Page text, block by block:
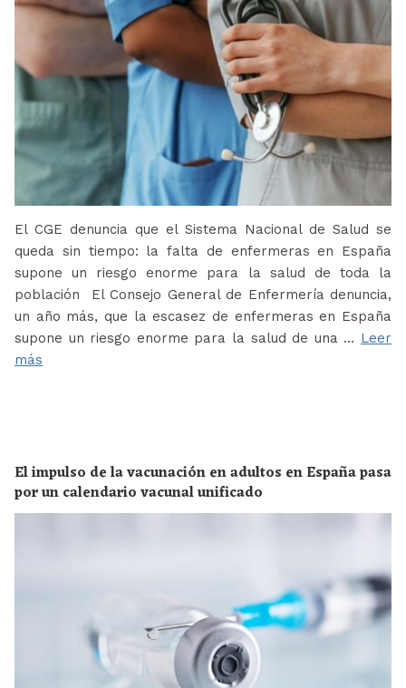
El CGE denuncia que el Sistema Nacional de Salud se
queda sin tiempo: la falta de enfermeras en España
supone un riesgo enorme para la salud de toda la
población El Consejo General de Enfermería denuncia,
un año más, que la escasez de enfermeras en España
supone un riesgo enorme para la salud de una … Leer
más
El impulso de la vacunación en adultos en España pasa
por un calendario vacunal unificado